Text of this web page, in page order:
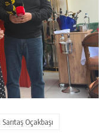
Oçakbaşı